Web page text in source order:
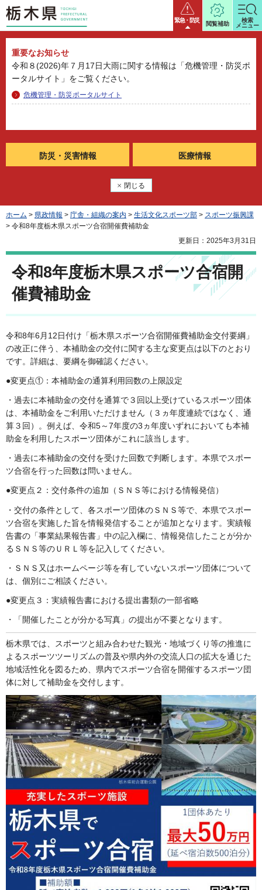
栃木県 緊急・防災
重要なお知らせ
令和８(2026)年７月17日大雨に関する情報は「危機管理・防災ポ
ータルサイト」をご覧ください。
危機管理・防災ポータルサイト
防災・ 災害情報 医療情報
閉じる
閲覧補助
検索
メニュー
ホーム > 県政情報 > 庁舎・組織の案内 > 生活文化スポーツ部 > スポーツ振興課
> 令和8年度栃木県スポーツ合宿開催費補助金
更新日：2025年3月31日
令和8年度栃木県スポーツ合宿開
催費補助金
令和8年6月12日付け「栃木県スポーツ合宿開催費補助金交付要綱」
の改正に伴う、本補助金の交付に関する主な変更点は以下のとおり
です。詳細は、要綱を御確認ください。
●変更点①：本補助金の通算利用回数の上限設定
・過去に本補助金の交付を通算で３回以上受けているスポーツ団体
は、本補助金をご利用いただけません（３ヵ年度連続ではなく、通
算３回）。例えば、令和5～7年度の3ヵ年度いずれにおいても本補
助金を利用したスポーツ団体がこれに該当します。
・過去に本補助金の交付を受けた回数で判断します。本県でスポー
ツ合宿を行った回数は問いません。
●変更点２：交付条件の追加（ＳＮＳ等における情報発信）
・交付の条件として、各スポーツ団体のＳＮＳ等で、本県でスポー
ツ合宿を実施した旨を情報発信することが追加となります。実績報
告書の「事業結果報告書」中の記入欄に、情報発信したことが分か
るＳＮＳ等のＵＲＬ等を記入してください。
・ＳＮＳ又はホームページ等を有していないスポーツ団体について
は、個別にご相談ください。
●変更点３：実績報告書における提出書類の一部省略
・「開催したことが分かる写真」の提出が不要となります。
栃木県では、スポーツと組み合わせた観光・地域づくり等の推進に
よるスポーツツーリズムの普及や県内外の交流人口の拡大を通じた
地域活性化を図るため、県内でスポーツ合宿を開催するスポーツ団
体に対して補助金を交付します。